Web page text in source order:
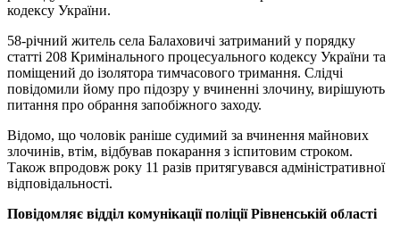
кодексу України.
58-річний житель села Балаховичі затриманий у порядку
статті 208 Кримінального процесуального кодексу України та
поміщений до ізолятора тимчасового тримання. Слідчі
повідомили йому про підозру у вчиненні злочину, вирішують
питання про обрання запобіжного заходу.
Відомо, що чоловік раніше судимий за вчинення майнових
злочинів, втім, відбував покарання з іспитовим строком.
Також впродовж року 11 разів притягувався адміністративної
відповідальності.
Повідомляє відділ комунікації поліції Рівненській області